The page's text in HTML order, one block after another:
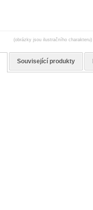
(obrázky jsou ilustračního charakteru)
Související produkty